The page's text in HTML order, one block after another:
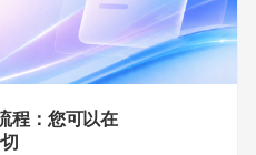
程：您可以在